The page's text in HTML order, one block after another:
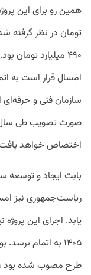
تومان در نظر
۴۹۰ میلیارد
امسال قرار است به
سازمان فنی و
اختصاص خواهد
بابت ایجاد و توسعه
۱۴۰۵ به اتمام
طرح مصوب شده بود ۵۱ میلیارد تومان بود.